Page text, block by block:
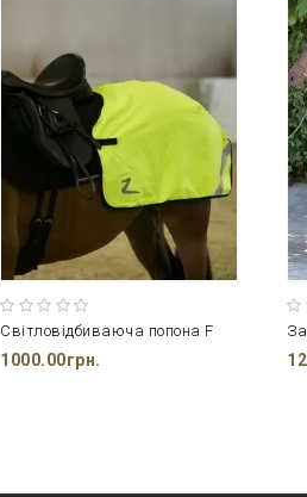
Світловідбиваюча попона F
1000.00грн.